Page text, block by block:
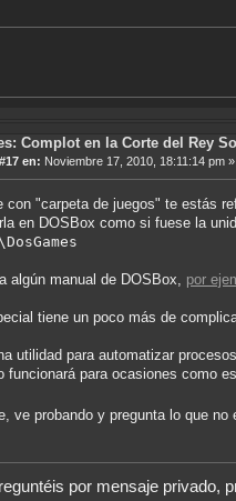
Complot en la Corte del Rey
en: Noviembre 17, 2010, 18:11:14 pm »
con "carpeta de juegos" te estás
en DOSBox como si fuese la
algún manual de DOSBox, por
tiene un poco más de
utilidad para automatizar
funcionará para ocasiones como
ve probando y pregunta lo que no
por mensaje privado,